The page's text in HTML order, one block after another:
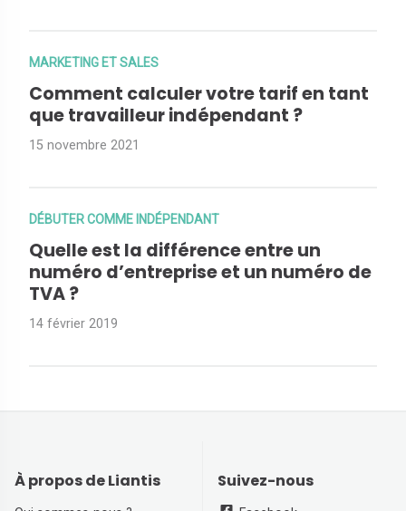
MARKETING ET SALES
Comment calculer votre tarif en tant
que travailleur indépendant ?
15 novembre 2021
DÉBUTER COMME INDÉPENDANT
Quelle est la différence entre un
numéro d’entreprise et un numéro de
TVA ?
14 février 2019
À propos de Liantis Suivez-nous